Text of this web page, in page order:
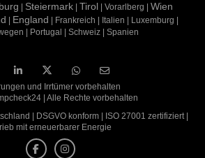
Steiermark Tirol | Vorarlberg | Wien
England | Frankreich | Italien | Luxemburg |
| Portugal | Schweiz | Spanien
und Irrtümer vorbehalten
| Alle Rechte vorbehalten
| DSGVO konform | ISO 27001 zertifiziert |
mit erneuerbarer Energie